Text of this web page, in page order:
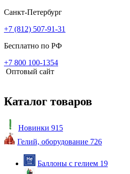
Санкт-Петербург
+7 (812) 507-91-31
Бесплатно по РФ
+7 800 100-1354
Оптовый сайт
Каталог товаров
Новинки 915
Гелий, оборудование 726
Баллоны с гелием 19